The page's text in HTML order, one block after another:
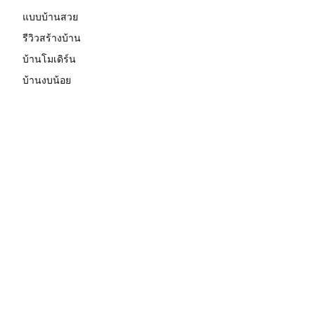
แบบบ้านสวย
รีวิวสร้างบ้าน
บ้านโมเดิร์น
บ้านงบน้อย